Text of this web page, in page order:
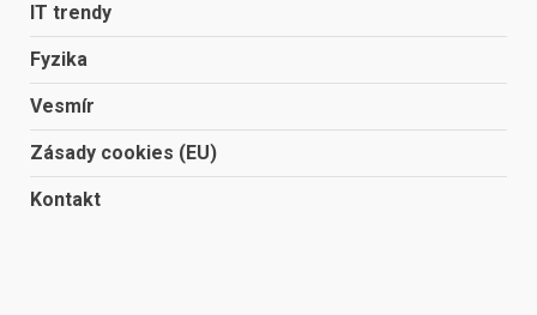
IT trendy
Fyzika
Vesmír
Zásady cookies (EU)
Kontakt